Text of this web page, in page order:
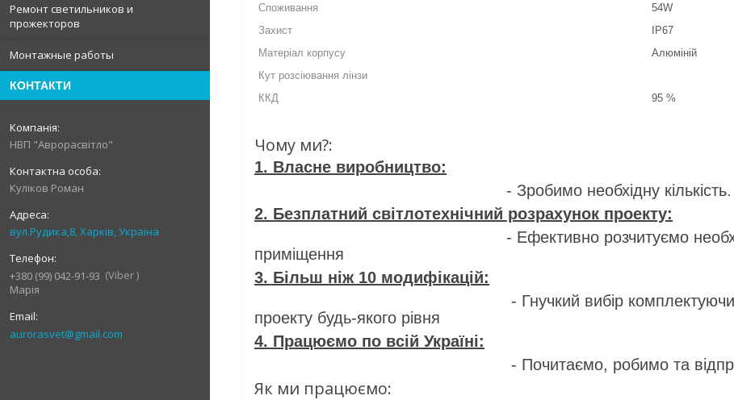
Ремонт светильников и
прожекторов
Монтажные работы
КОНТАКТИ
НВП "Аврорасвітло"
Куліков Роман
вул.Рудика,8, Харків, Україна
+380 (99) 042-91-93
Viber
Марія
aurorasvet@gmail.com
Споживання
54W
Захист
IP67
Матеріал корпусу
Алюміній
Кут розсіювання лінзи
ККД
95 %
Чому ми?:
1. Власне виробництво:
- Зробимо необхідну кількість. Усі
2. Безплатний світлотехнічний розрахунок проекту:
- Ефективно розчитуємо необхідну
приміщення
3. Більш ніж 10 модифікацій:
- Гнучкий вибір комплектуючих від
проекту будь-якого рівня
4. Працюємо по всій Україні:
- Почитаємо, робимо та відправимо в
Як ми працюємо: